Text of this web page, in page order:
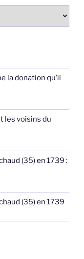
la donation qu’il
les voisins du
(35) en 1739 :
(35) en 1739